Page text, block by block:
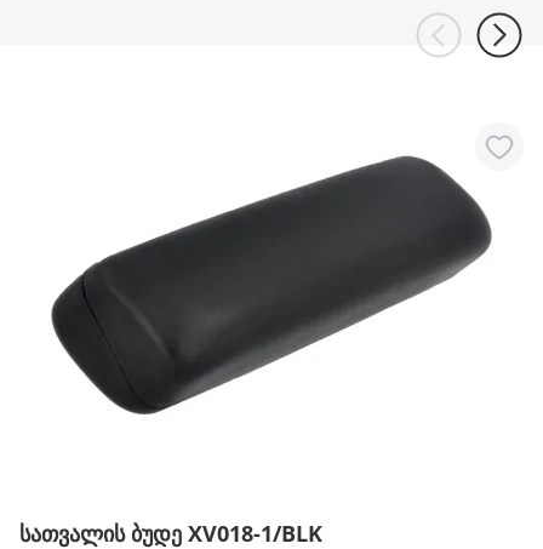
სათვალის ბუდე XV018-1/BLK